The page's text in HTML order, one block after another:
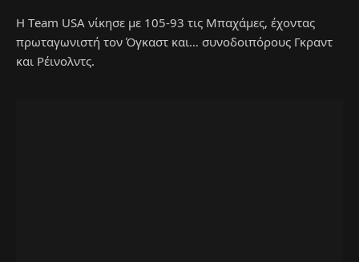
H Τeam USA νίκησε με 105-93 τις Μπαχάμες, έχοντας
πρωταγωνιστή τον Όγκαστ και… συνοδοιπόρους Γκραντ
και Ρέινολντς.